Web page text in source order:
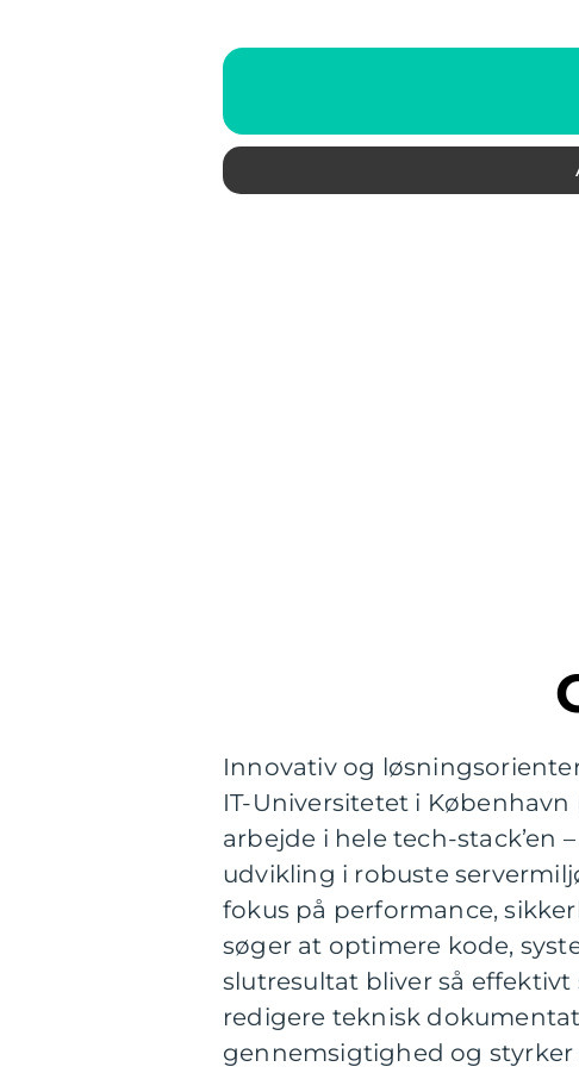
Innovativ og
IT-Universitetet i
arbejde i hele tech-
udvikling i robuste
fokus på performance,
søger at optimere kode,
slutresultat bliver så
redigere teknisk
gennemsigtighed og